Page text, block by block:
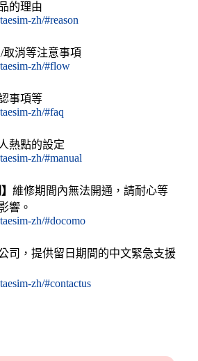
的理由
zh/#reason
取消等注意事項
zh/#flow
事項等
zh/#faq
熱點的設定
zh/#manual
維修期間內無法開通，請耐心等
響。
zh/#docomo
司，提供留日期間的中文緊急支援
zh/#contactus